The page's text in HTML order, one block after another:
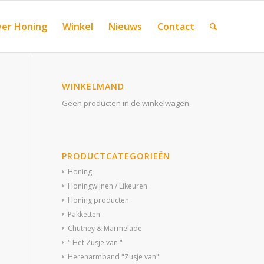
Honing Winkel Nieuws Contact
WINKELMAND
Geen producten in de winkelwagen.
PRODUCTCATEGORIEËN
Honing
Honingwijnen / Likeuren
Honing producten
Pakketten
Chutney & Marmelade
" Het Zusje van "
Herenarmband "Zusje van"